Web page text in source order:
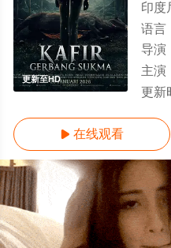
更新至HD
印度
语言
导演
主演
更新
 在线观看